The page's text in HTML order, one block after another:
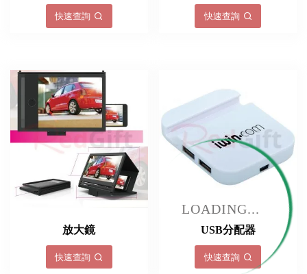
LOADING...
快速查詢 快速查詢
放大鏡
快速查詢
USB分配器
快速查詢